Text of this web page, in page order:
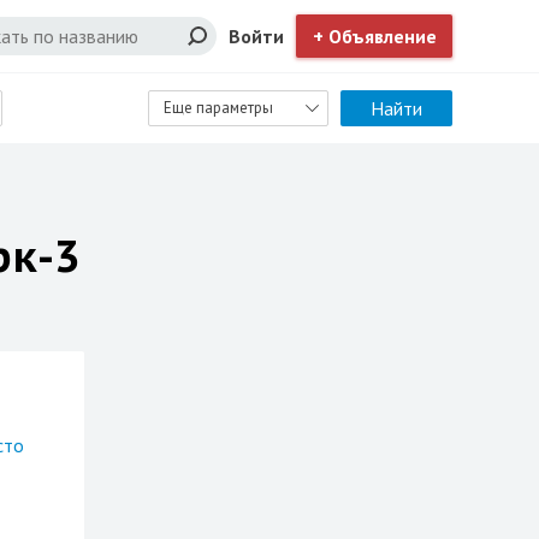
Войти + Объявление
Еще параметры Найти
3